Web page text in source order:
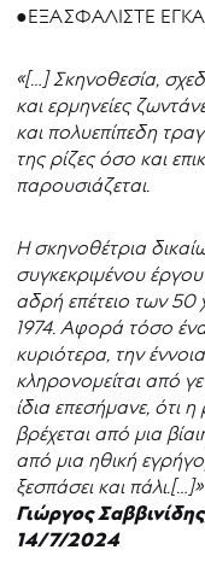
●ΕΞΑΣΦΑΛΙΣΤΕ
«[…] Σκηνοθεσία,
και ερμηνείες
και πολυεπίπεδη
της ρίζες όσο και
παρουσιάζεται.
Η σκηνοθέτρια
συγκεκριμένου
αδρή επέτειο των
1974. Αφορά τόσο
κυριότερα, την
κληρονομείται από
ίδια επεσήμανε, ότι
βρέχεται από μια
από μια ηθική
ξεσπάσει και πάλι.[…]»
Γιώργος
14/7/2024